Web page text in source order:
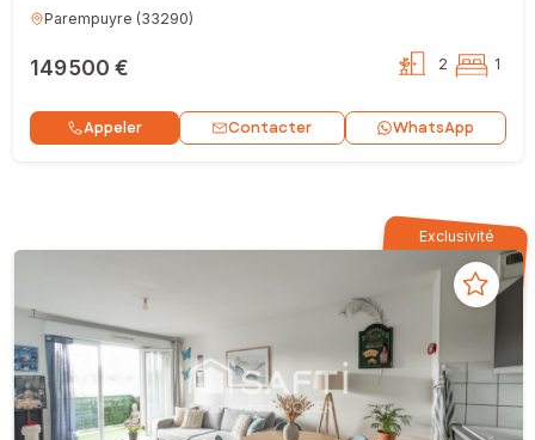
Parempuyre (33290)
149 500 € 2 1
Appeler Contacter WhatsApp
Exclusivité